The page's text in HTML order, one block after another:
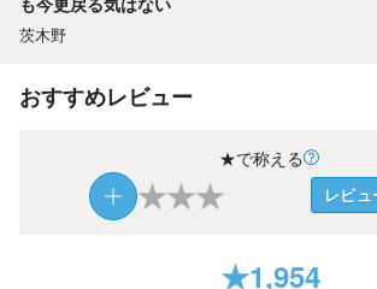
茨木野
おすすめレビュー
★で称える
★★★ レビュ
★1,954